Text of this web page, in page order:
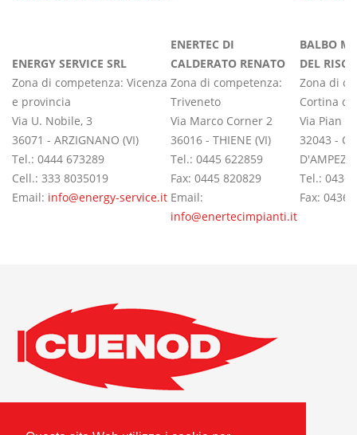
ENERGY SERVICE SRL
Zona di competenza: Vicenza
e provincia
Via U. Nobile, 3
36071 - ARZIGNANO (VI)
Tel.: 0444 673289
Cell.: 333 8035019
Email: info@energy-service.it
ENERTEC DI
CALDERATO RENATO
Zona di competenza:
Triveneto
Via Marco Corner 2
36016 - THIENE (VI)
Tel.: 0445 622859
Fax: 0445 820829
Email:
info@enertecimpianti.it
BALBO
DEL
Zona di
Cortina
Via Pian
32043 -
Tel.: 0436
Fax: 0436